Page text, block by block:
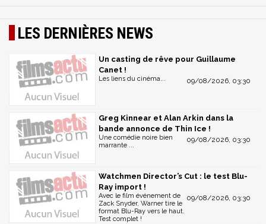
LES DERNIÈRES NEWS
Un casting de rêve pour Guillaume
Canet !
09/08/2026, 03:30
Les liens du cinéma...
Greg Kinnear et Alan Arkin dans la
bande annonce de Thin Ice !
09/08/2026, 03:30
Une comédie noire bien
marrante ...
Watchmen Director’s Cut : le test Blu-
Ray import !
09/08/2026, 03:30
Avec le film événement de
Zack Snyder, Warner tire le
format Blu-Ray vers le haut.
Test complet !